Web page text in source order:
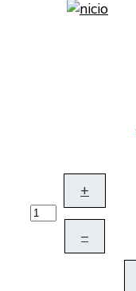
+
–